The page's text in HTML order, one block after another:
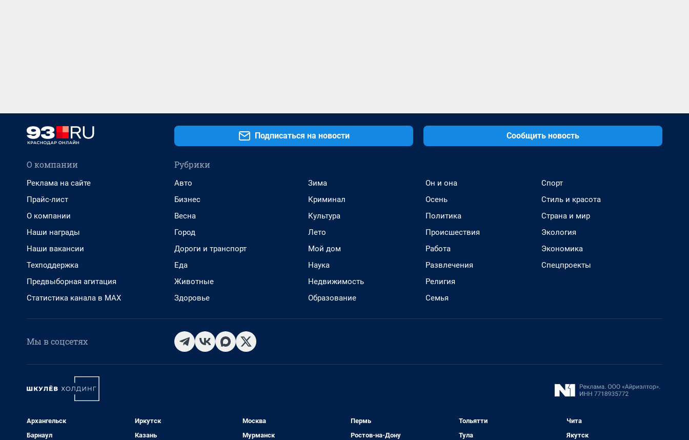
Подписаться на новости Сообщить новость
О компании
Реклама на сайте
Прайс-лист
О компании
Наши награды
Наши вакансии
Техподдержка
Предвыборная агитация
Статистика канала в MAX
Рубрики
Авто
Бизнес
Весна
Город
Дороги и транспорт
Еда
Животные
Здоровье
Зима
Криминал
Культура
Лето
Мой дом
Наука
Недвижимость
Образование
Он и она
Осень
Политика
Происшествия
Работа
Развлечения
Религия
Семья
Спорт
Стиль и красота
Страна и мир
Экология
Экономика
Спецпроекты
Мы в соцсетях
Архангельск
Барнаул
Иркутск
Казань
Москва
Мурманск
Пермь
Ростов-на-Дону
Тольятти
Тула
Чита
Якутск